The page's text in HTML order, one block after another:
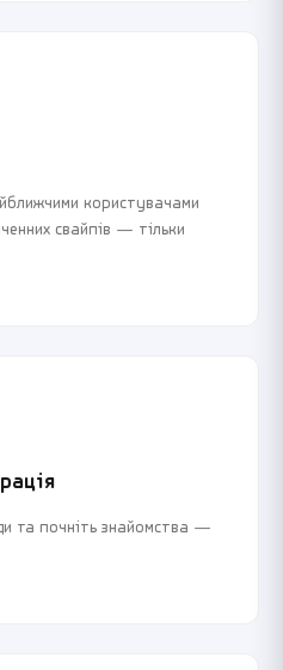
користувачами
свайпів — тільки
та почніть знайомства —